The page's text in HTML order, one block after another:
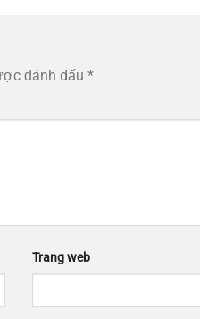
đánh dấu *
Trang web